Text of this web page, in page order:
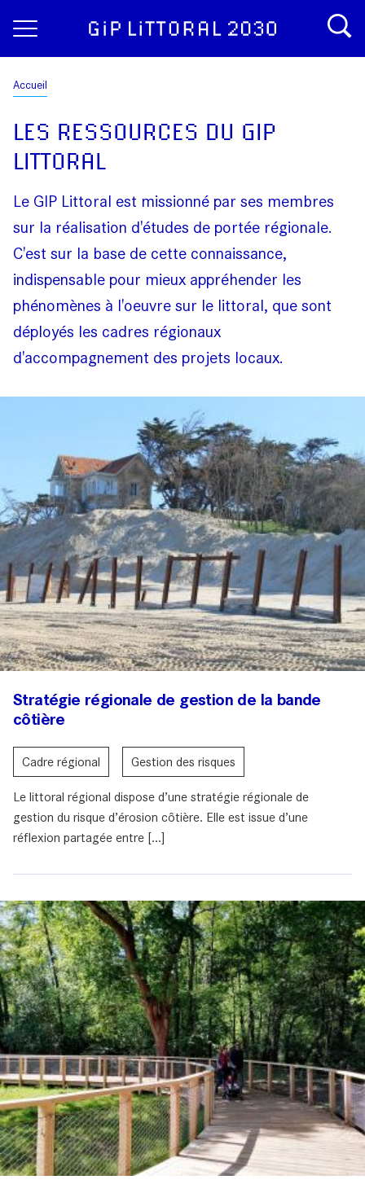
Fil
Accueil
LES RESSOURCES DU GIP
LITTORAL
Le GIP Littoral est missionné par ses membres
sur la réalisation d'études de portée régionale.
C'est sur la base de cette connaissance,
indispensable pour mieux appréhender les
phénomènes à l'oeuvre sur le littoral, que sont
déployés les cadres régionaux
d'accompagnement des projets locaux.
Stratégie régionale de gestion de la bande
côtière
Cadre régional Gestion des risques
Le littoral régional dispose d’une stratégie régionale de
gestion du risque d’érosion côtière. Elle est issue d’une
réflexion partagée entre [...]